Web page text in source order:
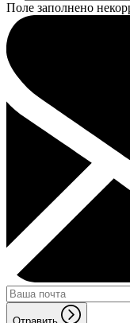
Поле заполнено